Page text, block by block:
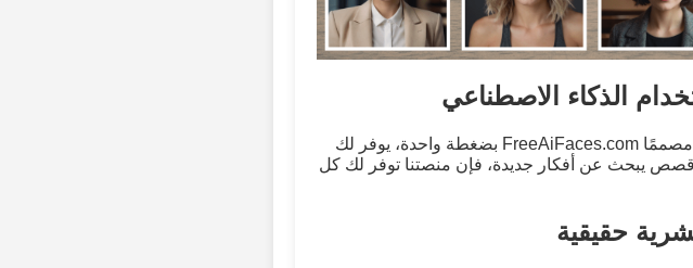
الذكاء الاصطناعي
بضغطة واحدة، يوفر لك FreeAiFaces.com صورًا بشرية واقعية تم إنشاؤها بالذكاء الاصطناعي. سواء كنت مصممًا
قصص يبحث عن أفكار جديدة، فإن منصتنا توفر لك كل